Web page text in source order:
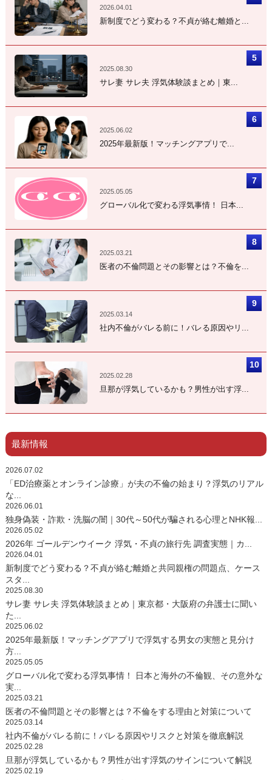
2026.04.01
新制度でどう変わる？不貞が絡む離婚と...
2025.08.30
サレ妻 サレ夫 浮気体験談まとめ｜東...
2025.06.02
2025年最新版！マッチングアプリで...
2025.05.05
グローバル化で変わる浮気事情！ 日本...
2025.03.21
医者の不倫問題とその影響とは？不倫を...
2025.03.14
社内不倫がバレる前に！バレる原因やリ...
2025.02.28
旦那が浮気しているかも？男性が出す浮...
最新情報
2026.07.02
「ED治療薬とオンライン診療」が夫の不倫の始まり？浮気のリアル
な...
2026.06.01
独身偽装・詐欺・洗脳の闇｜30代～50代が騙される心理とNHK報...
2026.05.02
2026年 ゴールデンウイーク 浮気・不貞の旅行先 調査実態｜カ...
2026.04.01
新制度でどう変わる？不貞が絡む離婚と共同親権の問題点、ケース
スタ...
2025.08.30
サレ妻 サレ夫 浮気体験談まとめ｜東京都・大阪府の弁護士に聞い
た...
2025.06.02
2025年最新版！マッチングアプリで浮気する男女の実態と見分け
方...
2025.05.05
グローバル化で変わる浮気事情！ 日本と海外の不倫観、その意外な
実...
2025.03.21
医者の不倫問題とその影響とは？不倫をする理由と対策について
2025.03.14
社内不倫がバレる前に！バレる原因やリスクと対策を徹底解説
2025.02.28
旦那が浮気しているかも？男性が出す浮気のサインについて解説
2025.02.19